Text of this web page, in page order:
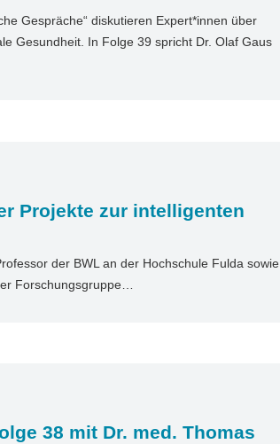
Gespräche“ diskutieren Expert*innen über
Gesundheit. In Folge 39 spricht Dr. Olaf Gaus
Projekte zur intelligenten
der BWL an der Hochschule Fulda sowie
Forschungsgruppe…
38 mit Dr. med. Thomas